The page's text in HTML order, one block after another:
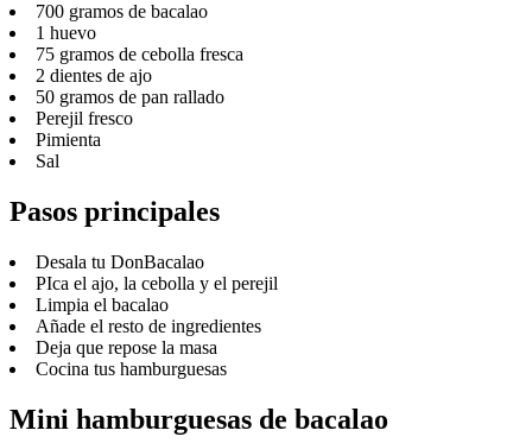
700 gramos de bacalao
1 huevo
75 gramos de cebolla fresca
2 dientes de ajo
50 gramos de pan rallado
Perejil fresco
Pimienta
Sal
Pasos principales
Desala tu DonBacalao
PIca el ajo, la cebolla y el perejil
Limpia el bacalao
Añade el resto de ingredientes
Deja que repose la masa
Cocina tus hamburguesas
Mini hamburguesas de bacalao